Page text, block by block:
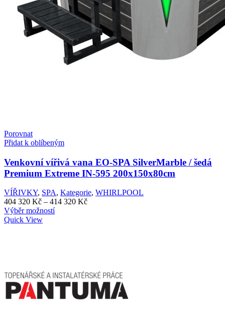
Porovnat
Přidat k oblíbeným
Venkovní vířivá vana EO-SPA SilverMarble / šedá
Premium Extreme IN-595 200x150x80cm
VÍŘIVKY, SPA, Kategorie, WHIRLPOOL
404 320 Kč – 414 320 KčRozpětí
Výběr možnostíTento
vybrat
na
stránce
produktu
Quick View